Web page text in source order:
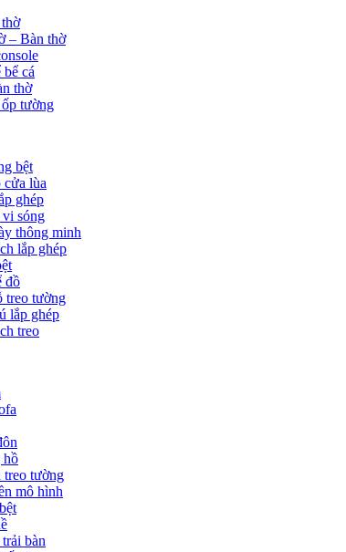
– Bàn thờ
cá
thờ
tường
bệt
cửa lùa
ghép
sóng
thông minh
lắp ghép
đồ
treo tường
lắp ghép
treo
treo tường
mô hình
bàn